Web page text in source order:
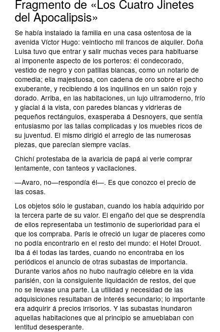
Fragmento de «Los Cuatro Jinetes
del Apocalipsis»
Se había instalado la familia en una casa ostentosa de la
avenida Víctor Hugo: veintiocho mil francos de alquiler. Doña
Luisa tuvo que entrar y salir muchas veces para habituarse
al imponente aspecto de los porteros: él condecorado,
vestido de negro y con patillas blancas, como un notario de
comedia; ella majestuosa, con cadena de oro sobre el pecho
exuberante, y recibiendo á los inquilinos en un salón rojo y
dorado. Arriba, en las habitaciones, un lujo ultramoderno, frío
y glacial á la vista, con paredes blancas y vidrieras de
pequeños rectángulos, exasperaba á Desnoyers, que sentía
entusiasmo por las tallas complicadas y los muebles ricos de
su juventud. El mismo dirigió el arreglo de las numerosas
piezas, que parecían siempre vacías.
Chichí protestaba de la avaricia de papá al verle comprar
lentamente, con tanteos y vacilaciones.
—Avaro, no—respondía él—. Es que conozco el precio de
las cosas.
Los objetos sólo le gustaban, cuando los había adquirido por
la tercera parte de su valor. El engaño del que se desprendía
de ellos representaba un testimonio de superioridad para el
que los compraba. París le ofreció un lugar de placeres como
no podía encontrarlo en el resto del mundo: el Hotel Drouot.
Iba á él todas las tardes, cuando no encontraba en los
periódicos el anuncio de otras subastas de importancia.
Durante varios años no hubo naufragio célebre en la vida
parisién, con la consiguiente liquidación de restos, del que
no se llevase una parte. La utilidad y necesidad de las
adquisiciones resultaban de interés secundario; lo importante
era adquirir á precios irrisorios. Y las subastas inundaron
aquellas habitaciones que al principio se amueblaban con
lentitud desesperante.